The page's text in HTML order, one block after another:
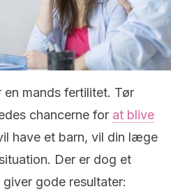
en mands fertilitet. Tør
chancerne for at blive
have et barn, vil din læge
Der er dog et
gode resultater: